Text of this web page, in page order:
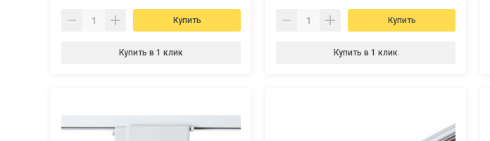
Купить
Купить в 1 клик
Купить
Купить в 1 клик